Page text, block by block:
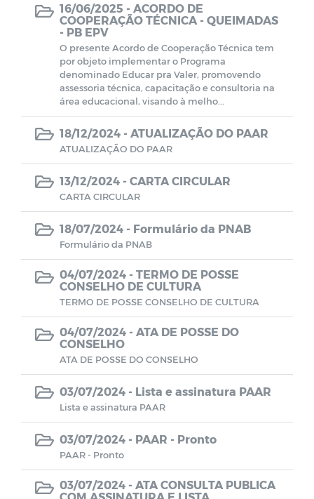
Documentos
LEILÃO
Estoque Farmácia Básica - Lei
Coronavírus (COVID-19)
Editais
Manuais
Perfil Socioeconômico
Gerenciamento de Frotas e Máquinas
Processo Seletivo
CUIDADOR SOCIAL VOLUNTÁRIO
Consulta Pública Virtual - PPA e LOA
16/06/2025 - ACORDO DE
COOPERAÇÃO TÉCNICA - QUEIMADAS
- PB EPV
O presente Acordo de Cooperação Técnica tem
por objeto implementar o Programa
denominado Educar pra Valer, promovendo
assessoria técnica, capacitação e consultoria na
área educacional, visando à melho...
18/12/2024 - ATUALIZAÇÃO DO PAAR
ATUALIZAÇÃO DO PAAR
13/12/2024 - CARTA CIRCULAR
CARTA CIRCULAR
18/07/2024 - Formulário da PNAB
Formulário da PNAB
04/07/2024 - TERMO DE POSSE
CONSELHO DE CULTURA
TERMO DE POSSE CONSELHO DE CULTURA
04/07/2024 - ATA DE POSSE DO
CONSELHO
ATA DE POSSE DO CONSELHO
03/07/2024 - Lista e assinatura PAAR
Lista e assinatura PAAR
03/07/2024 - PAAR - Pronto
PAAR - Pronto
03/07/2024 - ATA CONSULTA PUBLICA